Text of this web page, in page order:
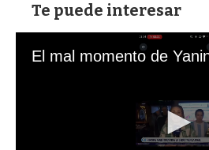
Te puede interesar